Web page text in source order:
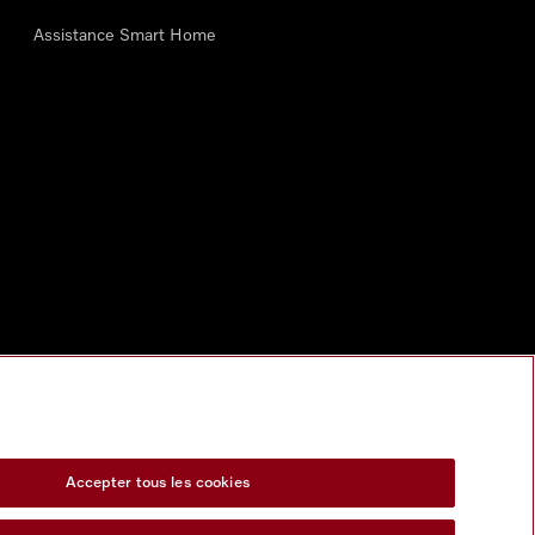
Assistance Smart Home
Accepter tous les cookies